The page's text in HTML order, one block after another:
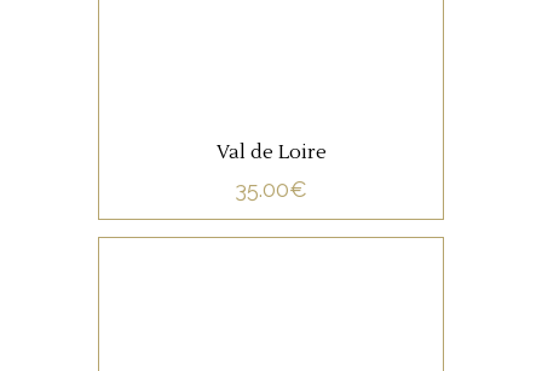
Val de Loire
35.00€